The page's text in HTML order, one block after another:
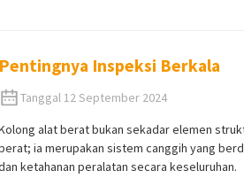
Pentingnya Inspeksi Berkala
Tanggal 12 September 2024
alat berat bukan sekadar elemen
ia merupakan sistem canggih yang
ketahanan peralatan secara keseluruhan.